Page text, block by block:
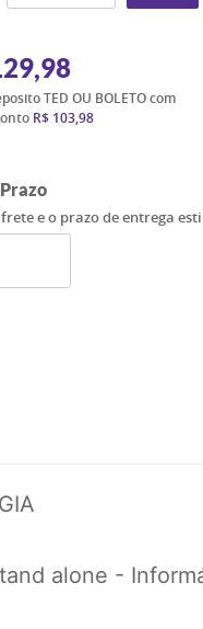
TED OU BOLETO com
R$ 103,98
e o prazo de entrega
alone -